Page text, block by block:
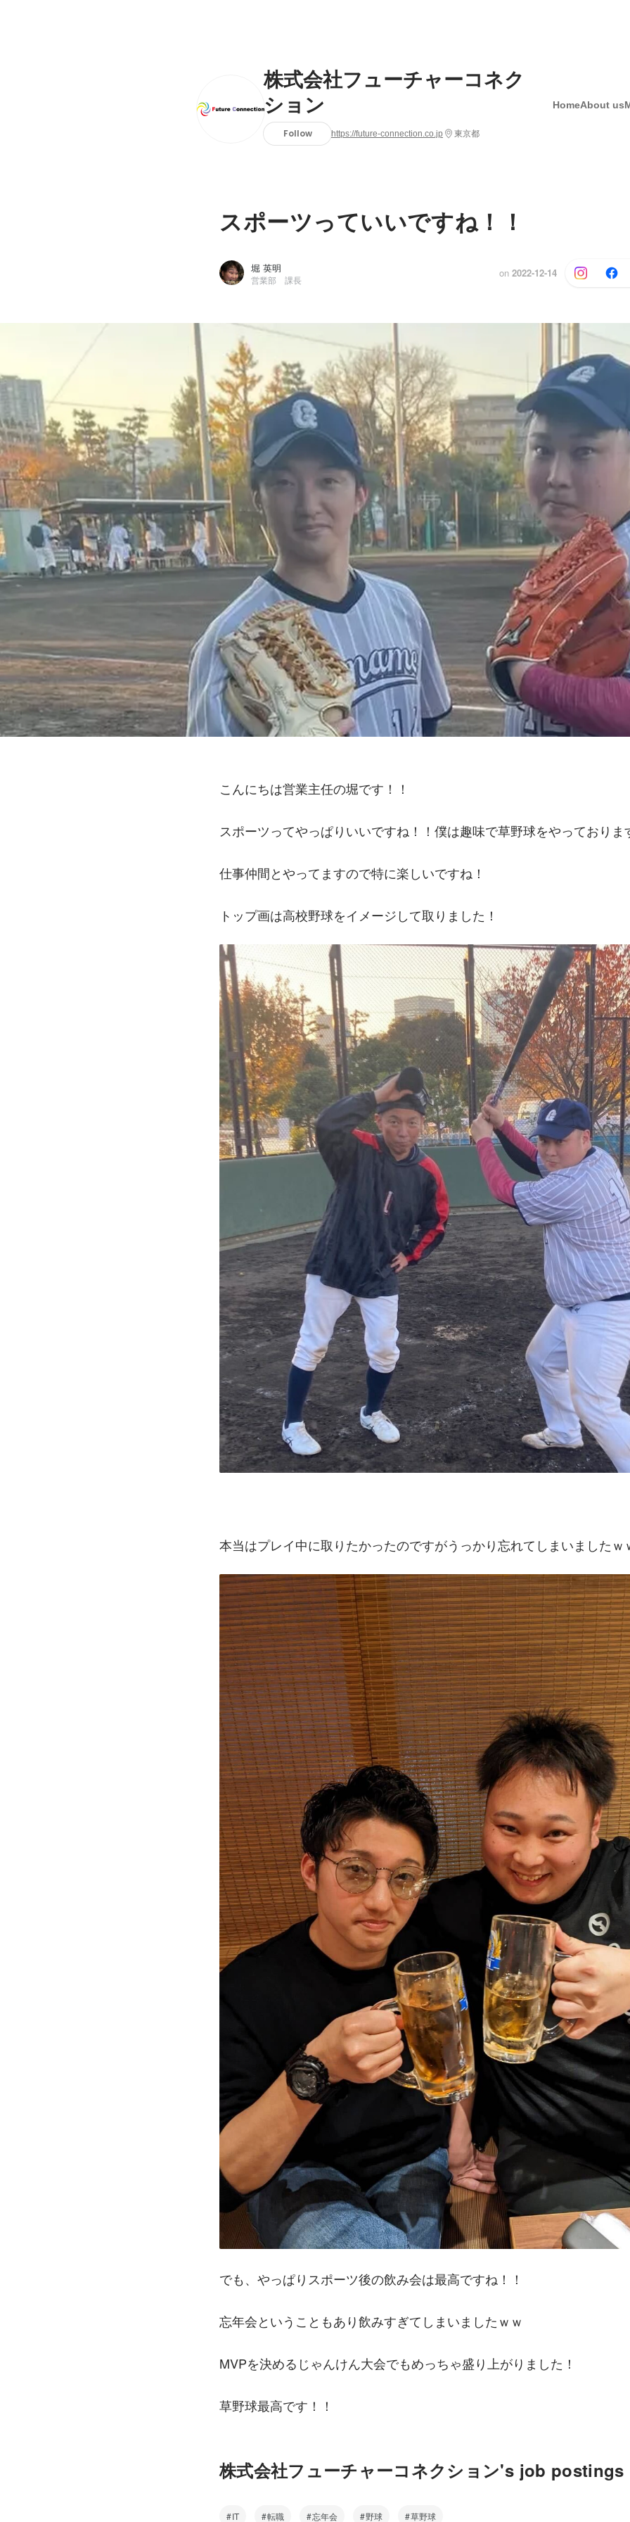
株式会社フューチャーコネク
ション
Follow https://future-connection.co.jp 東京都
HomeAbout us
スポーツっていいですね！！
堀 英明
営業部 課長
on 2022-12-14
こんにちは営業主任の堀です！！
スポーツってやっぱりいいですね！！僕は趣味で草野球をやっておりま
仕事仲間とやってますので特に楽しいですね！
トップ画は高校野球をイメージして取りました！
本当はプレイ中に取りたかったのですがうっかり忘れてしまいましたｗ
でも、やっぱりスポーツ後の飲み会は最高ですね！！
忘年会ということもあり飲みすぎてしまいましたｗｗ
MVPを決めるじゃんけん大会でもめっちゃ盛り上がりました！
草野球最高です！！
株式会社フューチャーコネクション's job postings
堀 英明
株式会社フューチャーコネクション / 営業部 課長
IT 転職 忘年会 野球 草野球